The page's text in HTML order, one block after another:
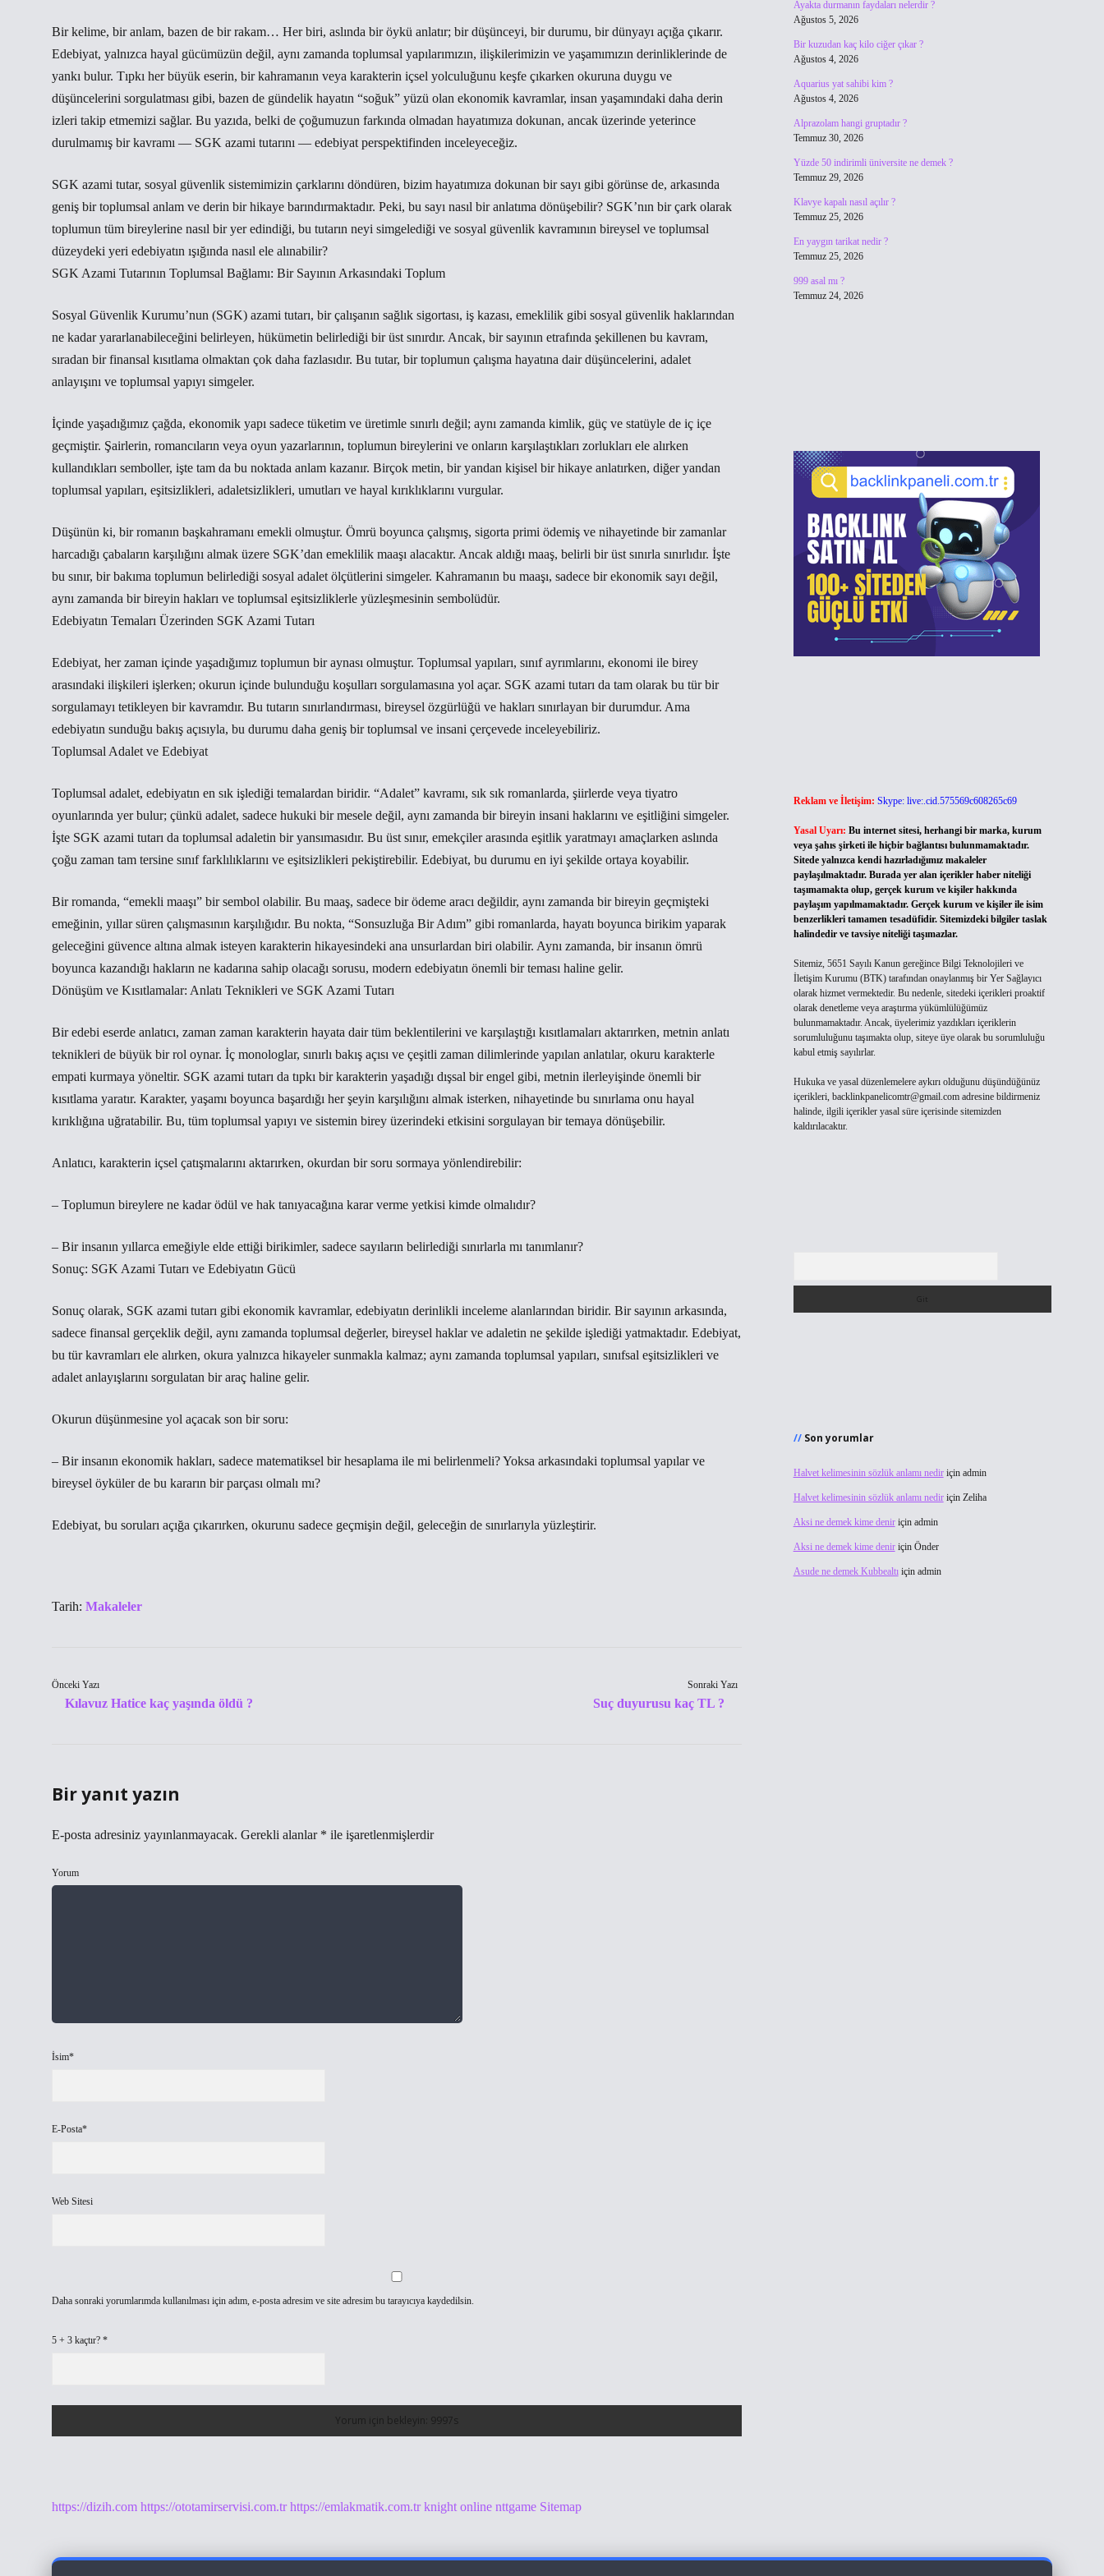
Bir kelime, bir anlam, bazen de bir rakam… Her biri, aslında bir öykü anlatır; bir düşünceyi, bir durumu, bir dünyayı açığa çıkarır.
Edebiyat, yalnızca hayal gücümüzün değil, aynı zamanda toplumsal yapılarımızın, ilişkilerimizin ve yaşamımızın derinliklerinde de
yankı bulur. Tıpkı her büyük eserin, bir kahramanın veya karakterin içsel yolculuğunu keşfe çıkarken okuruna duygu ve
düşüncelerini sorgulatması gibi, bazen de gündelik hayatın “soğuk” yüzü olan ekonomik kavramlar, insan yaşamındaki daha derin
izleri takip etmemizi sağlar. Bu yazıda, belki de çoğumuzun farkında olmadan hayatımıza dokunan, ancak üzerinde yeterince
durulmamış bir kavramı — SGK azami tutarını — edebiyat perspektifinden inceleyeceğiz.
SGK azami tutar, sosyal güvenlik sistemimizin çarklarını döndüren, bizim hayatımıza dokunan bir sayı gibi görünse de, arkasında
geniş bir toplumsal anlam ve derin bir hikaye barındırmaktadır. Peki, bu sayı nasıl bir anlatıma dönüşebilir? SGK’nın bir çark olarak
toplumun tüm bireylerine nasıl bir yer edindiği, bu tutarın neyi simgelediği ve sosyal güvenlik kavramının bireysel ve toplumsal
düzeydeki yeri edebiyatın ışığında nasıl ele alınabilir?
SGK Azami Tutarının Toplumsal Bağlamı: Bir Sayının Arkasındaki Toplum
Sosyal Güvenlik Kurumu’nun (SGK) azami tutarı, bir çalışanın sağlık sigortası, iş kazası, emeklilik gibi sosyal güvenlik haklarından
ne kadar yararlanabileceğini belirleyen, hükümetin belirlediği bir üst sınırdır. Ancak, bir sayının etrafında şekillenen bu kavram,
sıradan bir finansal kısıtlama olmaktan çok daha fazlasıdır. Bu tutar, bir toplumun çalışma hayatına dair düşüncelerini, adalet
anlayışını ve toplumsal yapıyı simgeler.
İçinde yaşadığımız çağda, ekonomik yapı sadece tüketim ve üretimle sınırlı değil; aynı zamanda kimlik, güç ve statüyle de iç içe
geçmiştir. Şairlerin, romancıların veya oyun yazarlarının, toplumun bireylerini ve onların karşılaştıkları zorlukları ele alırken
kullandıkları semboller, işte tam da bu noktada anlam kazanır. Birçok metin, bir yandan kişisel bir hikaye anlatırken, diğer yandan
toplumsal yapıları, eşitsizlikleri, adaletsizlikleri, umutları ve hayal kırıklıklarını vurgular.
Düşünün ki, bir romanın başkahramanı emekli olmuştur. Ömrü boyunca çalışmış, sigorta primi ödemiş ve nihayetinde bir zamanlar
harcadığı çabaların karşılığını almak üzere SGK’dan emeklilik maaşı alacaktır. Ancak aldığı maaş, belirli bir üst sınırla sınırlıdır. İşte
bu sınır, bir bakıma toplumun belirlediği sosyal adalet ölçütlerini simgeler. Kahramanın bu maaşı, sadece bir ekonomik sayı değil,
aynı zamanda bir bireyin hakları ve toplumsal eşitsizliklerle yüzleşmesinin sembolüdür.
Edebiyatın Temaları Üzerinden SGK Azami Tutarı
Edebiyat, her zaman içinde yaşadığımız toplumun bir aynası olmuştur. Toplumsal yapıları, sınıf ayrımlarını, ekonomi ile birey
arasındaki ilişkileri işlerken; okurun içinde bulunduğu koşulları sorgulamasına yol açar. SGK azami tutarı da tam olarak bu tür bir
sorgulamayı tetikleyen bir kavramdır. Bu tutarın sınırlandırması, bireysel özgürlüğü ve hakları sınırlayan bir durumdur. Ama
edebiyatın sunduğu bakış açısıyla, bu durumu daha geniş bir toplumsal ve insani çerçevede inceleyebiliriz.
Toplumsal Adalet ve Edebiyat
Toplumsal adalet, edebiyatın en sık işlediği temalardan biridir. “Adalet” kavramı, sık sık romanlarda, şiirlerde veya tiyatro
oyunlarında yer bulur; çünkü adalet, sadece hukuki bir mesele değil, aynı zamanda bir bireyin insani haklarını ve eşitliğini simgeler.
İşte SGK azami tutarı da toplumsal adaletin bir yansımasıdır. Bu üst sınır, emekçiler arasında eşitlik yaratmayı amaçlarken aslında
çoğu zaman tam tersine sınıf farklılıklarını ve eşitsizlikleri pekiştirebilir. Edebiyat, bu durumu en iyi şekilde ortaya koyabilir.
Bir romanda, “emekli maaşı” bir sembol olabilir. Bu maaş, sadece bir ödeme aracı değildir, aynı zamanda bir bireyin geçmişteki
emeğinin, yıllar süren çalışmasının karşılığıdır. Bu nokta, “Sonsuzluğa Bir Adım” gibi romanlarda, hayatı boyunca birikim yaparak
geleceğini güvence altına almak isteyen karakterin hikayesindeki ana unsurlardan biri olabilir. Aynı zamanda, bir insanın ömrü
boyunca kazandığı hakların ne kadarına sahip olacağı sorusu, modern edebiyatın önemli bir teması haline gelir.
Dönüşüm ve Kısıtlamalar: Anlatı Teknikleri ve SGK Azami Tutarı
Bir edebi eserde anlatıcı, zaman zaman karakterin hayata dair tüm beklentilerini ve karşılaştığı kısıtlamaları aktarırken, metnin anlatı
teknikleri de büyük bir rol oynar. İç monologlar, sınırlı bakış açısı ve çeşitli zaman dilimlerinde yapılan anlatılar, okuru karakterle
empati kurmaya yöneltir. SGK azami tutarı da tıpkı bir karakterin yaşadığı dışsal bir engel gibi, metnin ilerleyişinde önemli bir
kısıtlama yaratır. Karakter, yaşamı boyunca başardığı her şeyin karşılığını almak isterken, nihayetinde bu sınırlama onu hayal
kırıklığına uğratabilir. Bu, tüm toplumsal yapıyı ve sistemin birey üzerindeki etkisini sorgulayan bir temaya dönüşebilir.
Anlatıcı, karakterin içsel çatışmalarını aktarırken, okurdan bir soru sormaya yönlendirebilir:
– Toplumun bireylere ne kadar ödül ve hak tanıyacağına karar verme yetkisi kimde olmalıdır?
– Bir insanın yıllarca emeğiyle elde ettiği birikimler, sadece sayıların belirlediği sınırlarla mı tanımlanır?
Sonuç: SGK Azami Tutarı ve Edebiyatın Gücü
Sonuç olarak, SGK azami tutarı gibi ekonomik kavramlar, edebiyatın derinlikli inceleme alanlarından biridir. Bir sayının arkasında,
sadece finansal gerçeklik değil, aynı zamanda toplumsal değerler, bireysel haklar ve adaletin ne şekilde işlediği yatmaktadır. Edebiyat,
bu tür kavramları ele alırken, okura yalnızca hikayeler sunmakla kalmaz; aynı zamanda toplumsal yapıları, sınıfsal eşitsizlikleri ve
adalet anlayışlarını sorgulatan bir araç haline gelir.
Okurun düşünmesine yol açacak son bir soru:
– Bir insanın ekonomik hakları, sadece matematiksel bir hesaplama ile mi belirlenmeli? Yoksa arkasındaki toplumsal yapılar ve
bireysel öyküler de bu kararın bir parçası olmalı mı?
Edebiyat, bu soruları açığa çıkarırken, okurunu sadece geçmişin değil, geleceğin de sınırlarıyla yüzleştirir.
Tarih: Makaleler
Önceki Yazı
Kılavuz Hatice kaç yaşında öldü ?
Sonraki Yazı
Suç duyurusu kaç TL ?
Bir yanıt yazın
E-posta adresiniz yayınlanmayacak. Gerekli alanlar * ile işaretlenmişlerdir
Yorum
İsim*
E-Posta*
Web Sitesi
Daha sonraki yorumlarımda kullanılması için adım, e-posta adresim ve site adresim bu tarayıcıya kaydedilsin.
5 + 3 kaçtır? *
https://dizih.com https://ototamirservisi.com.tr https://emlakmatik.com.tr knight online nttgame Sitemap
Ayakta durmanın faydaları nelerdir ?
Ağustos 5, 2026
Bir kuzudan kaç kilo ciğer çıkar ?
Ağustos 4, 2026
Aquarius yat sahibi kim ?
Ağustos 4, 2026
Alprazolam hangi gruptadır ?
Temmuz 30, 2026
Yüzde 50 indirimli üniversite ne demek ?
Temmuz 29, 2026
Klavye kapalı nasıl açılır ?
Temmuz 25, 2026
En yaygın tarikat nedir ?
Temmuz 25, 2026
999 asal mı ?
Temmuz 24, 2026
Reklam ve İletişim: Skype: live:.cid.575569c608265c69
Yasal Uyarı: Bu internet sitesi, herhangi bir marka, kurum
veya şahıs şirketi ile hiçbir bağlantısı bulunmamaktadır.
Sitede yalnızca kendi hazırladığımız makaleler
paylaşılmaktadır. Burada yer alan içerikler haber niteliği
taşımamakta olup, gerçek kurum ve kişiler hakkında
paylaşım yapılmamaktadır. Gerçek kurum ve kişiler ile isim
benzerlikleri tamamen tesadüfidir. Sitemizdeki bilgiler taslak
halindedir ve tavsiye niteliği taşımazlar.
Sitemiz, 5651 Sayılı Kanun gereğince Bilgi Teknolojileri ve
İletişim Kurumu (BTK) tarafından onaylanmış bir Yer Sağlayıcı
olarak hizmet vermektedir. Bu nedenle, sitedeki içerikleri proaktif
olarak denetleme veya araştırma yükümlülüğümüz
bulunmamaktadır. Ancak, üyelerimiz yazdıkları içeriklerin
sorumluluğunu taşımakta olup, siteye üye olarak bu sorumluluğu
kabul etmiş sayılırlar.
Hukuka ve yasal düzenlemelere aykırı olduğunu düşündüğünüz
içerikleri, backlinkpanelicomtr@gmail.comadresine bildirmeniz
halinde, ilgili içerikler yasal süre içerisinde sitemizden
kaldırılacaktır.
Son yorumlar
Halvet kelimesinin sözlük anlamı nediriçin admin
Halvet kelimesinin sözlük anlamı nediriçin Zeliha
Aksi ne demek kime deniriçin admin
Aksi ne demek kime deniriçin Önder
Asude ne demek Kubbealtıiçin admin